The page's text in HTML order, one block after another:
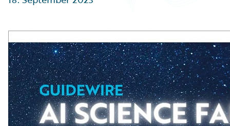
Partner Perspective